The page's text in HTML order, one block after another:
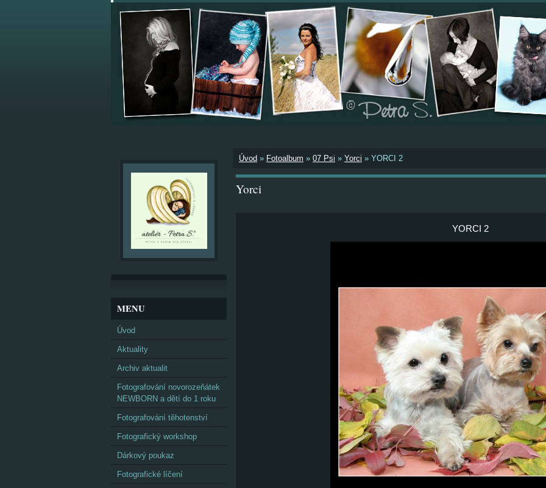
Úvod » Fotoalbum » 07 Psi » Yorci » YORCI 2
Yorci
YORCI 2
MENU
Úvod
Aktuality
Archiv aktualit
Fotografování novorozeňátek
NEWBORN a dětí do 1 roku
Fotografování těhotenství
Fotografický workshop
Dárkový poukaz
Fotografické líčení